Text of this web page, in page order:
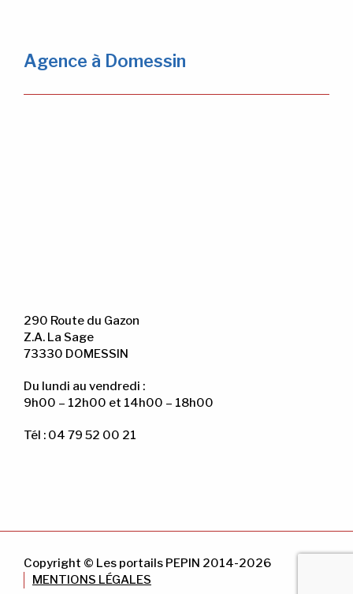
Agence à Domessin
290 Route du Gazon
Z.A. La Sage
73330 DOMESSIN
Du lundi au vendredi :
9h00 – 12h00 et 14h00 – 18h00
Tél : 04 79 52 00 21
Copyright © Les portails PEPIN 2014-2026
MENTIONS LÉGALES